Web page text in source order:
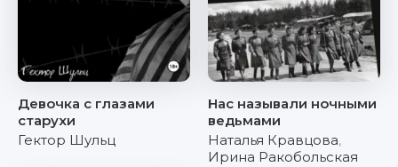
Девочка с глазами
старухи
Гектор Шульц
Нас называли ночными
ведьмами
Наталья Кравцова,
Ирина Ракобольская